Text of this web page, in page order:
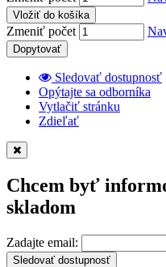
Vložiť do košíka
Zmeniť počet
Dopytovať
Sledovať dostupnosť
Opýtajte sa odborníka
Vytlačiť stránku
Zdieľať
Chcem byť
skladom
Zadajte email:
Sledovať dostupnosť